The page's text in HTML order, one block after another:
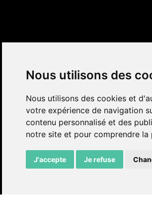
Nous utilisons des
Nous utilisons des cookies et
votre expérience de navigation
contenu personnalisé et des
notre site et pour comprendre la
J'accepte Je refuse